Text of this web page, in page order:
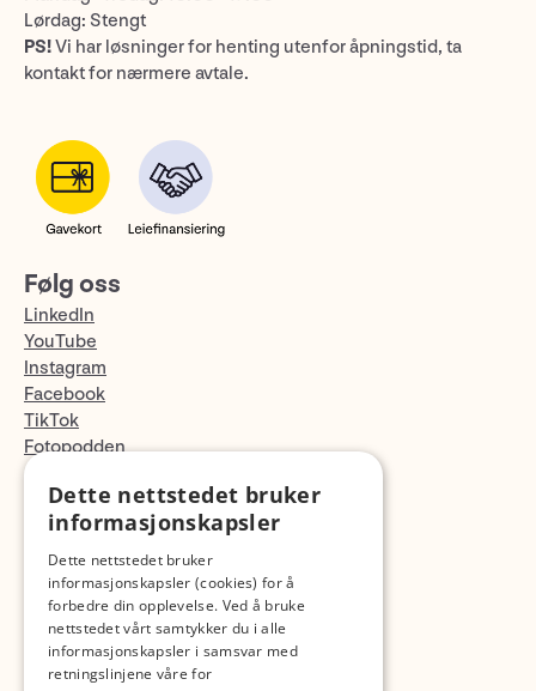
Lørdag: Stengt
PS!Vi har løsninger for henting utenfor åpningstid, ta
kontakt for nærmere avtale.
Følg oss
LinkedIn
YouTube
Instagram
Facebook
TikTok
Fotopodden
Med forbehold om skrive- og lagerfeil
Dette nettstedet bruker
informasjonskapsler
Dette nettstedet bruker
informasjonskapsler (cookies) for å
forbedre din opplevelse. Ved å bruke
nettstedet vårt samtykker du i alle
informasjonskapsler i samsvar med
retningslinjene våre for